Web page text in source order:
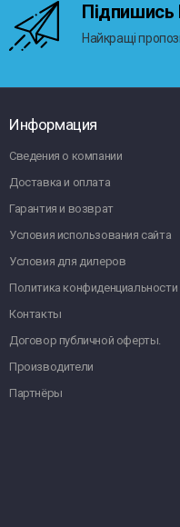
Підпишись
Найкращі
Информация
Сведения о компании
Доставка и оплата
Гарантия и возврат
Условия использования сайта
Условия для дилеров
Политика конфиденциальности
Контакты
Договор публичной оферты.
Производители
Партнёры